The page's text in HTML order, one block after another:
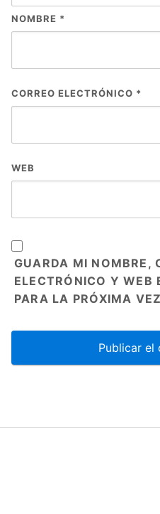
NOMBRE *
CORREO ELECTRÓNICO *
WEB
GUARDA MI NOMBRE,
ELECTRÓNICO Y WEB
PARA LA PRÓXIMA